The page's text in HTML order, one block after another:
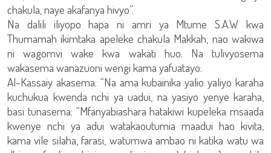
chakula, naye akafanya hivyo”.
Na dalili iliyopo hapa ni amri ya Mtume S.A.W kwa
Thumamah ikimtaka apeleke chakula Makkah, nao wakiwa
ni wagomvi wake kwa wakati huo. Na tulivyosema
wakasema wanazuoni wengi kama yafuatayo:
Al-Kassaiy akasema: “Na ama kubainika yalio yaliyo karaha
kuchukua kwenda nchi ya uadui, na yasiyo yenye karaha,
basi tunasema: “Mfanyabiashara hatakiwi kupeleka msaada
kwenye nchi ya adui watakaoutumia maadui hao kivita,
kama vile silaha, farasi, watumwa ambao ni katika watu wa